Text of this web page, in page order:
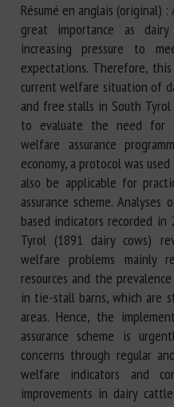
Résumé en anglais (original)
great importance as
increasing pressure to
expectations. Therefore,
current welfare situation of
and free stalls in South
to evaluate the need for
welfare assurance
economy, a protocol was
also be applicable for
assurance scheme.
based indicators recorded
Tyrol (1891 dairy cows)
welfare problems
resources and the
in tie-stall barns, which are
areas. Hence, the
assurance scheme is
concerns through regular
welfare indicators and
improvements in dairy